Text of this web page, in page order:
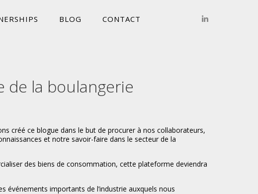
BLOG CONTACT
de la boulangerie
créé ce blogue dans le but de procurer à nos collaborateurs,
et notre savoir-faire dans le secteur de la
des biens de consommation, cette plateforme deviendra
événements importants de l’industrie auxquels nous